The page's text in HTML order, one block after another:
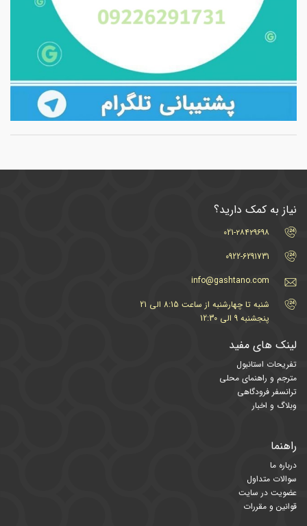
نیاز به کمک دارید؟
021-۲۸۴۲۹۶۹۸
0922-6291731
info@gashtano.com
شنبه تا چهارشنبه از ساعت 8:15 الی 21
پنجشنبه 9 الی 12:30
لینک های مفید
تفریحات استانبول
مترجم و راهنمای محلی
ترانسفر فرودگاهی
وبلاگ و اخبار
راهنما
درباره ما
سوالات متداول
عضویت در سایت
قوانین و مقررات